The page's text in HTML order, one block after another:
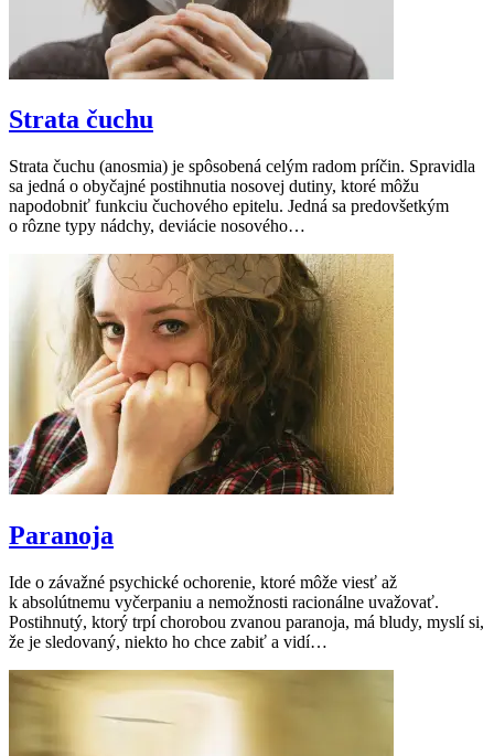
Strata čuchu
Strata čuchu (anosmia) je spôsobená celým radom príčin. Spravidla
sa jedná o obyčajné postihnutia nosovej dutiny, ktoré môžu
napodobniť funkciu čuchového epitelu. Jedná sa predovšetkým
o rôzne typy nádchy, deviácie nosového…
Paranoja
Ide o závažné psychické ochorenie, ktoré môže viesť až
k absolútnemu vyčerpaniu a nemožnosti racionálne uvažovať.
Postihnutý, ktorý trpí chorobou zvanou paranoja, má bludy, myslí si,
že je sledovaný, niekto ho chce zabiť a vidí…